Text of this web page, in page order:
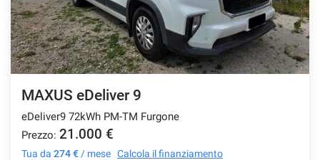
MAXUS eDeliver 9
eDeliver9 72kWh PM-TM Furgone
Prezzo: 21.000 €
Tua da 274 € / mese Calcola il finanziamento